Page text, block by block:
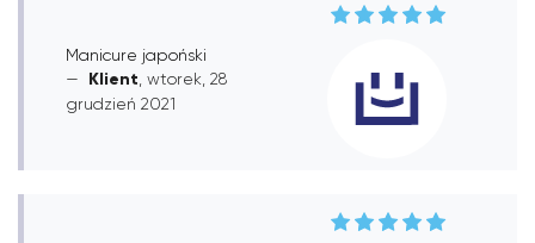
Manicure japoński
Klient , wtorek, 28
grudzień 2021